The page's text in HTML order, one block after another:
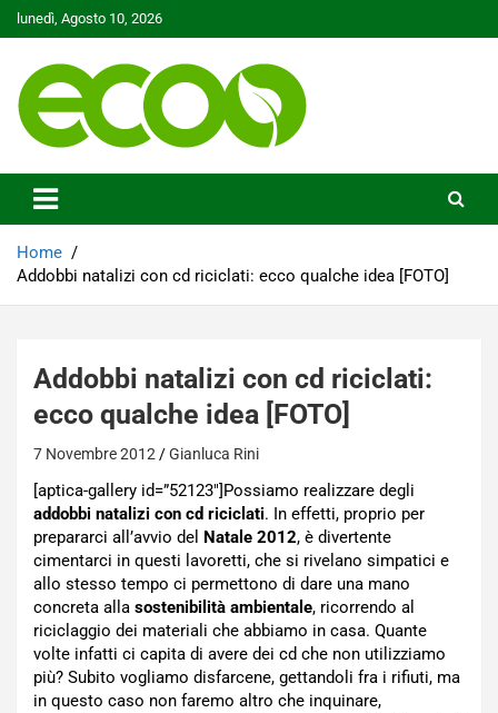
Skip
to
lunedì, Agosto 10, 2026
Ecoo.it
Home
Addobbi natalizi con cd riciclati: ecco qualche idea [FOTO]
Addobbi natalizi con cd riciclati:
ecco qualche idea [FOTO]
7 Novembre 2012 Gianluca Rini
[aptica-gallery id=”52123″]Possiamo realizzare degli
addobbi natalizi con cd riciclati. In effetti, proprio per
prepararci all’avvio del Natale 2012, è divertente
cimentarci in questi lavoretti, che si rivelano simpatici e
allo stesso tempo ci permettono di dare una mano
concreta alla sostenibilità ambientale, ricorrendo al
riciclaggio dei materiali che abbiamo in casa. Quante
volte infatti ci capita di avere dei cd che non utilizziamo
più? Subito vogliamo disfarcene, gettandoli fra i rifiuti, ma
in questo caso non faremo altro che inquinare,